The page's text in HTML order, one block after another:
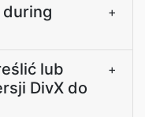
during
+
lub
DivX do
+